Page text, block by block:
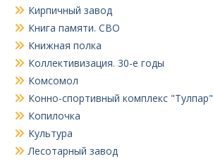
Кирпичный завод
Книга памяти. СВО
Книжная полка
Коллективизация. 30-е годы
Комсомол
Конно-спортивный комплекс "Тулпар"
Копилочка
Культура
Лесотарный завод